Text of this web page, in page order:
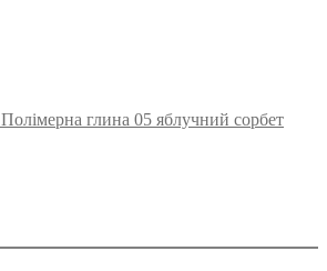
Полімерна глина 05 яблучний сорбет